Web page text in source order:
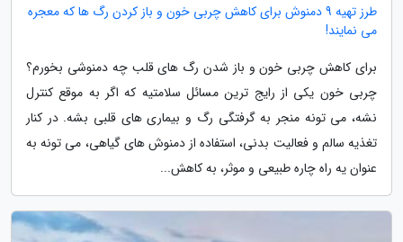
طرز تهیه 9 دمنوش برای کاهش چربی خون و باز کردن رگ ها که معجره
می نمایند!
برای کاهش چربی خون و باز شدن رگ های قلب چه دمنوشی بخورم؟
چربی خون یکی از رایج ترین مسائل سلامتیه که اگر به موقع کنترل
نشه، می تونه منجر به گرفتگی رگ و بیماری های قلبی بشه. در کنار
تغذیه سالم و فعالیت بدنی، استفاده از دمنوش های گیاهی، می تونه به
عنوان یه راه چاره طبیعی و موثر، به کاهش...